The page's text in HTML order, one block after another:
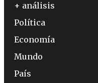
+ análisis
Política
Economía
Mundo
País